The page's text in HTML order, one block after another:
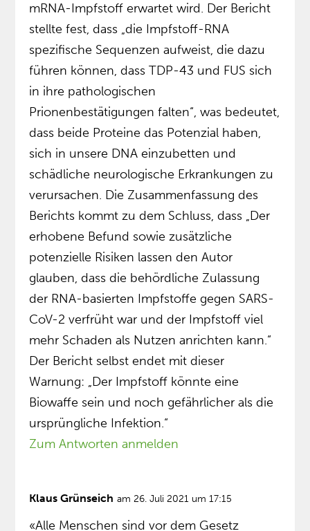
mRNA-Impfstoff erwartet wird. Der Bericht
stellte fest, dass „die Impfstoff-RNA
spezifische Sequenzen aufweist, die dazu
führen können, dass TDP-43 und FUS sich
in ihre pathologischen
Prionenbestätigungen falten“, was bedeutet,
dass beide Proteine das Potenzial haben,
sich in unsere DNA einzubetten und
schädliche neurologische Erkrankungen zu
verursachen. Die Zusammenfassung des
Berichts kommt zu dem Schluss, dass „Der
erhobene Befund sowie zusätzliche
potenzielle Risiken lassen den Autor
glauben, dass die behördliche Zulassung
der RNA-basierten Impfstoffe gegen SARS-
CoV-2 verfrüht war und der Impfstoff viel
mehr Schaden als Nutzen anrichten kann.“
Der Bericht selbst endet mit dieser
Warnung: „Der Impfstoff könnte eine
Biowaffe sein und noch gefährlicher als die
ursprüngliche Infektion.“
Zum Antworten anmelden
Klaus Grünseich am 26. Juli 2021 um 17:15
«Alle Menschen sind vor dem Gesetz